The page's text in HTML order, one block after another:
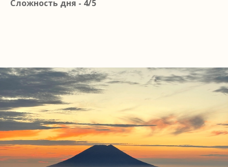
Сложность дня - 4/5